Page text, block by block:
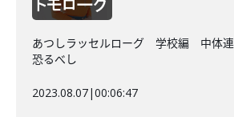
あつしラッセルローグ 学校編 中体連
恐るべし
2023.08.07|00:06:47